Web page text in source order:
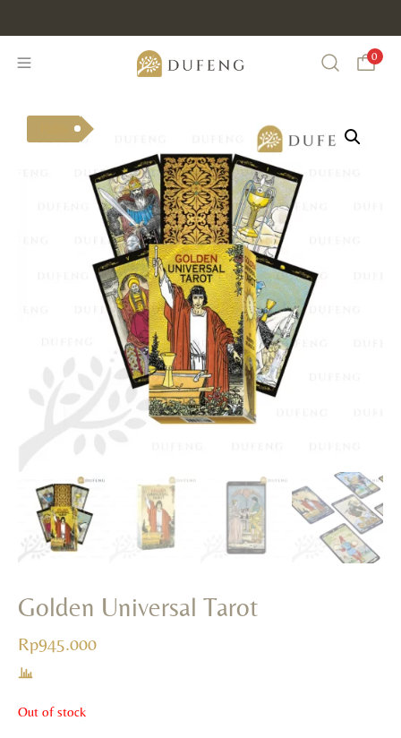
Search
0
Golden Universal Tarot
Rp945.000
Out of stock
Dufeng - Trinity
Elegance Carnelian
Crystal Bracelet -
Custom Size
Rp693.000